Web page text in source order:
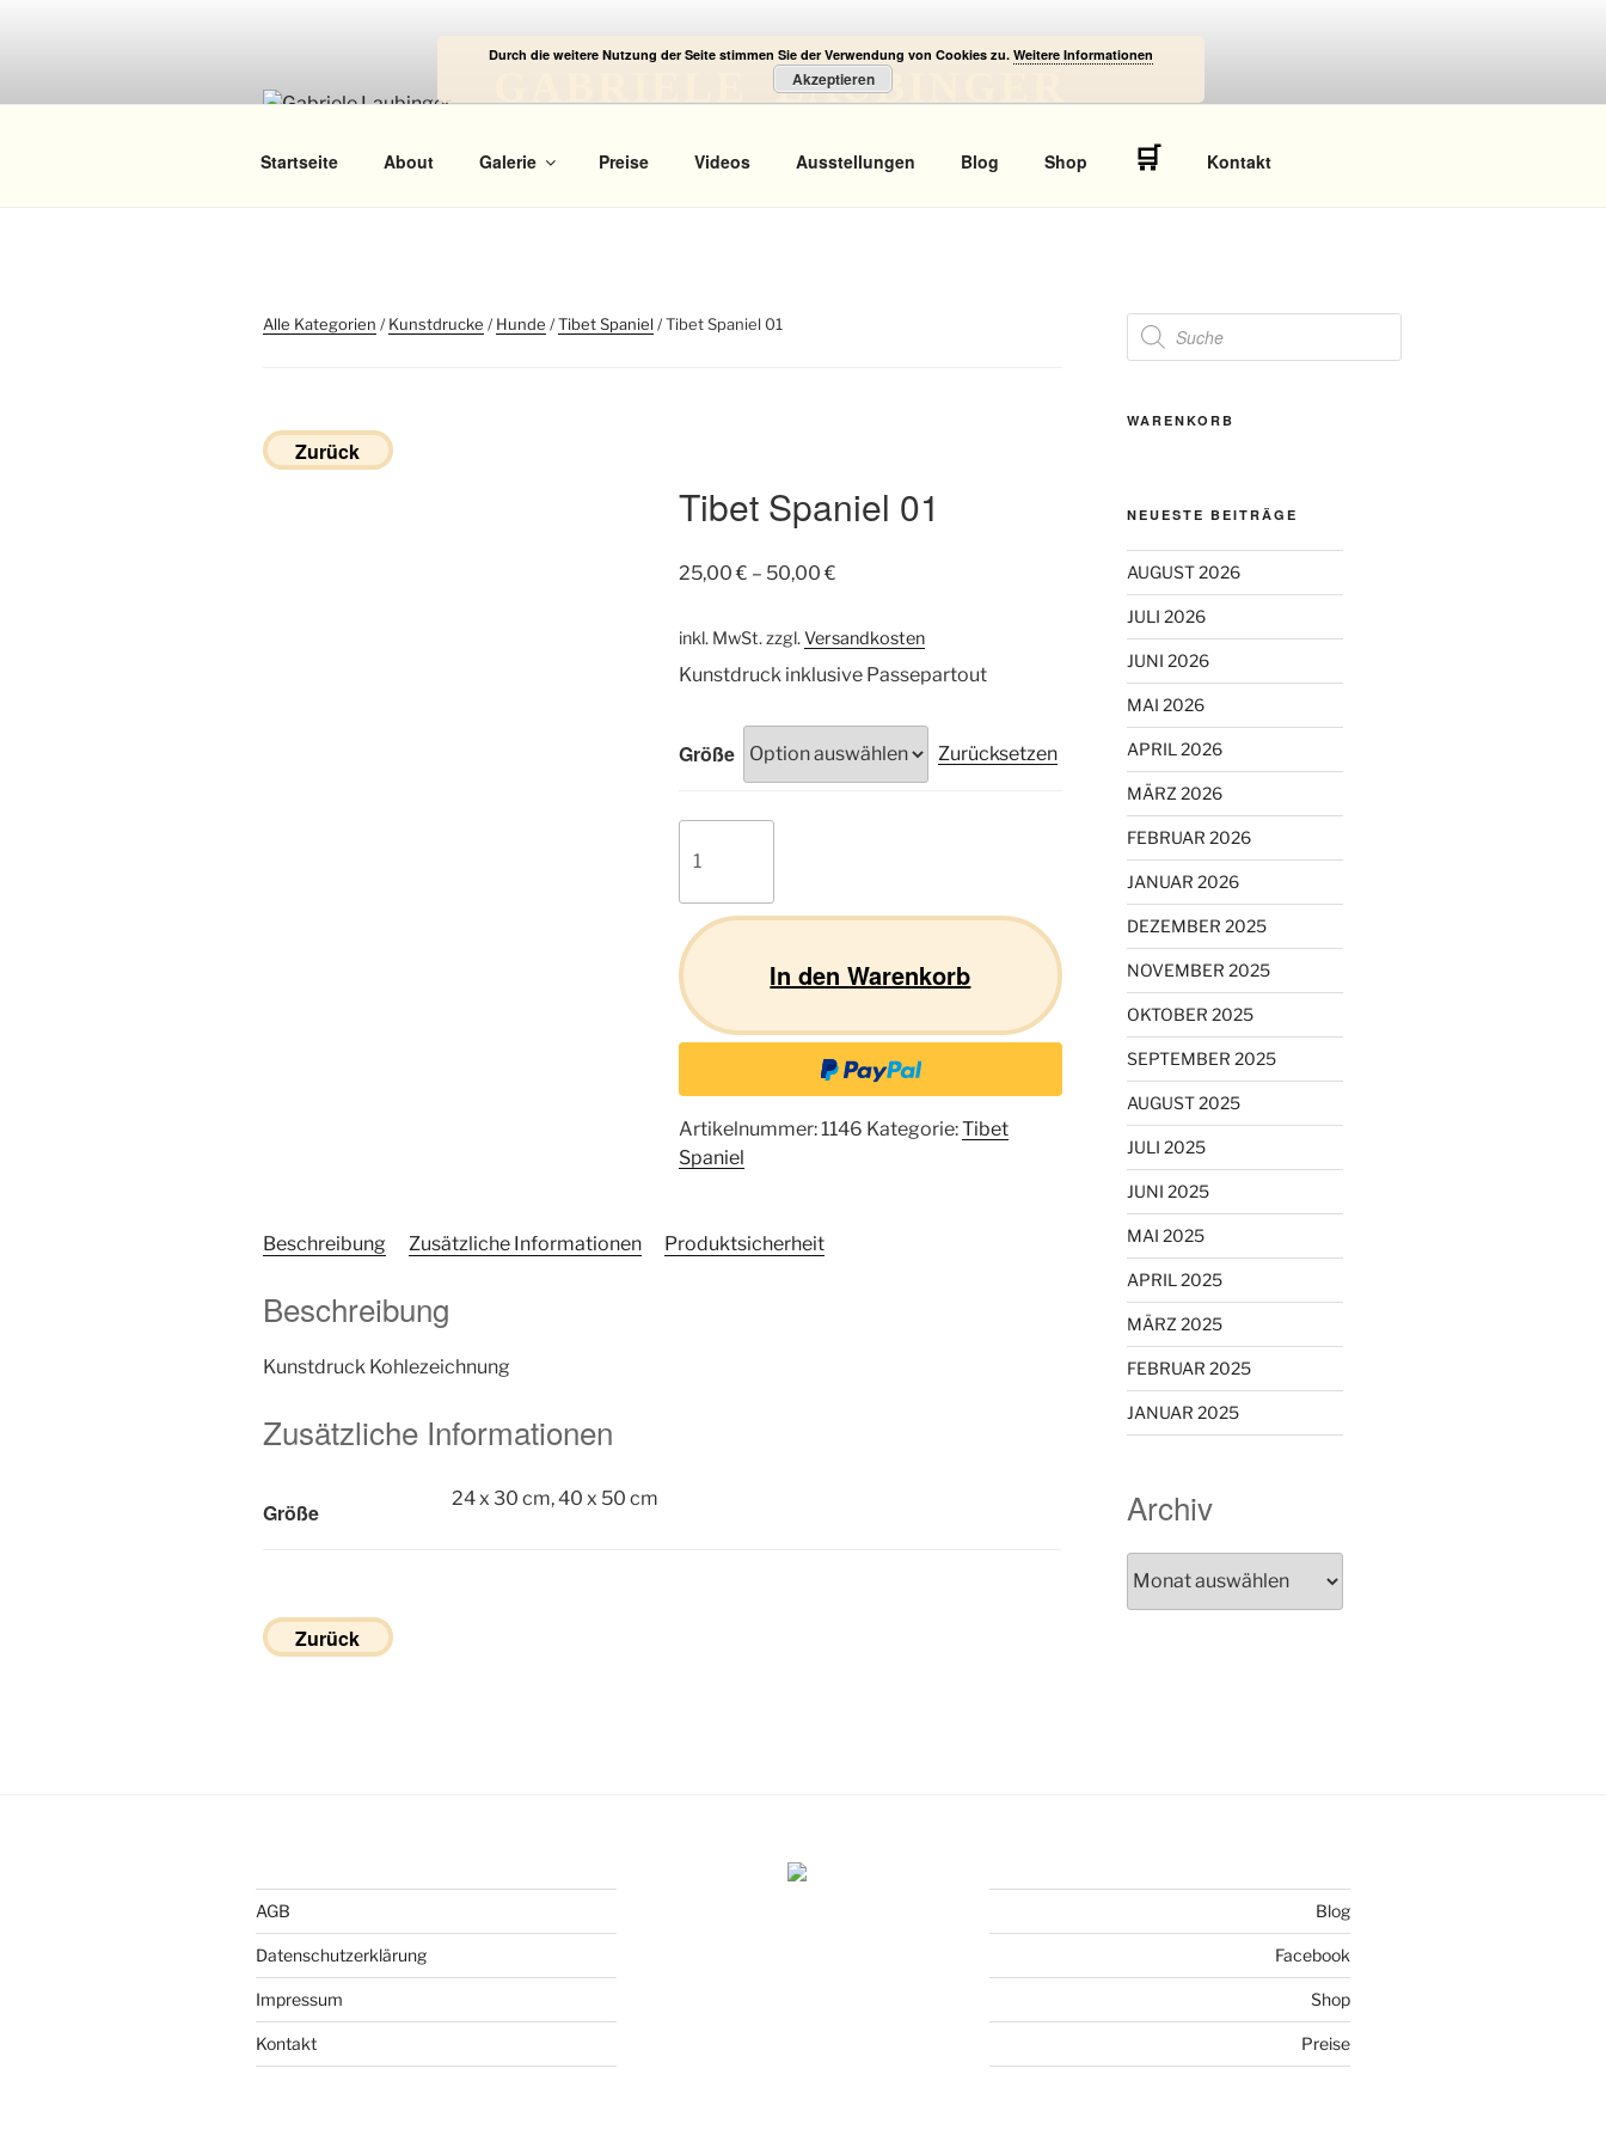
GABRIELE LAUBINGER
Startseite About Galerie Preise Videos Ausstellungen Blog Shop 🛒 Kontakt
Alle Kategorien /Kunstdrucke /Hunde /Tibet Spaniel/ Tibet Spaniel 01
Zurück
Tibet Spaniel 01
25,00€ – 50,00€
inkl. MwSt.zzgl.Versandkosten
Kunstdruck inklusive Passepartout
Größe Zurücksetzen
Spaniel
Menge
In den Warenkorb
Artikelnummer:1146 Kategorie:Tibet
Spaniel
Beschreibung Zusätzliche Informationen Produktsicherheit
Beschreibung
Kunstdruck Kohlezeichnung
Zusätzliche Informationen
Größe
24 x 30 cm, 40 x 50 cm
Zurück
Products
search
WARENKORB
NEUESTE BEITRÄGE
AUGUST 2026
JULI 2026
JUNI 2026
MAI 2026
APRIL 2026
MÄRZ 2026
FEBRUAR 2026
JANUAR 2026
DEZEMBER 2025
NOVEMBER 2025
OKTOBER 2025
SEPTEMBER 2025
AUGUST 2025
JULI 2025
JUNI 2025
MAI 2025
APRIL 2025
MÄRZ 2025
FEBRUAR 2025
JANUAR 2025
Archiv
AGB
Datenschutzerklärung
Impressum
Kontakt
Blog
Facebook
Shop
Preise
Durch die weitere Nutzung der Seite stimmen Sie der Verwendung von Cookies zu. Weitere Informationen
Akzeptieren